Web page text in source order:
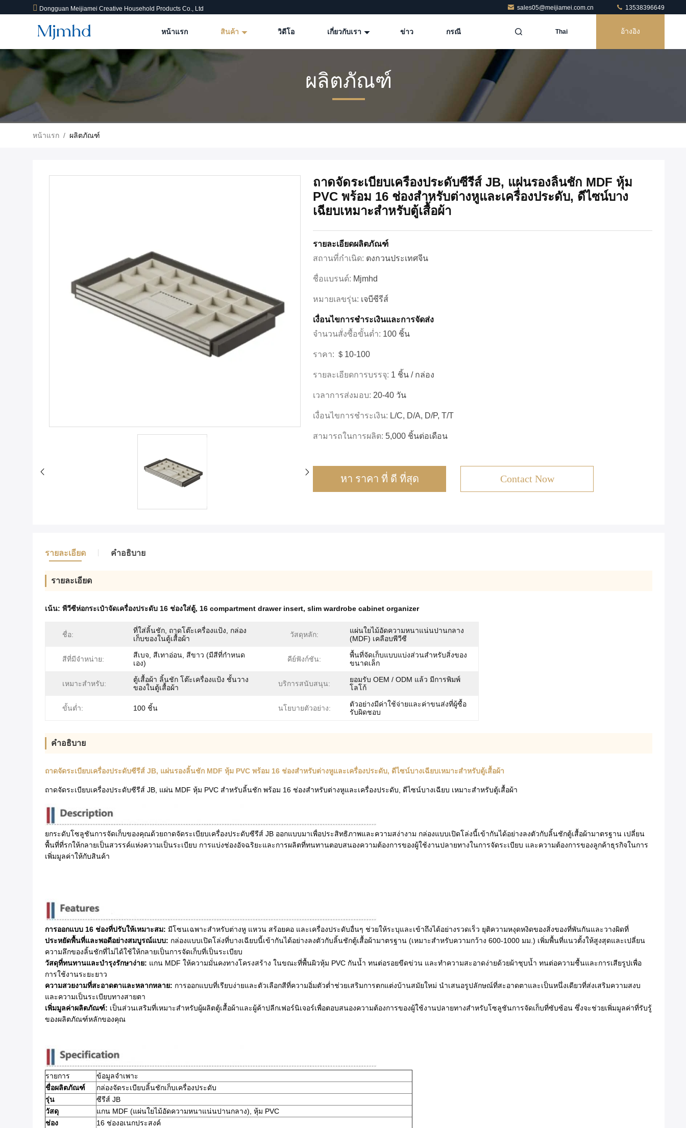
Dongguan Meijiamei Creative Household Products Co., Ltd sales05@meijiamei.com.cn 13538396649
หน้าแรก สินค้า วิดีโอ เกี่ยวกับเรา ข่าว กรณี Thai อ้างอิง
ผลิตภัณฑ์
หน้าแรก / ผลิตภัณฑ์
ถาดจัดระเบียบเครื่องประดับซีรีส์ JB, แผ่นรองลิ้นชัก MDF หุ้ม
PVC พร้อม 16 ช่องสำหรับต่างหูและเครื่องประดับ, ดีไซน์บาง
เฉียบเหมาะสำหรับตู้เสื้อผ้า
รายละเอียดผลิตภัณฑ์
สถานที่กำเนิด: ตงกวนประเทศจีน
ชื่อแบรนด์: Mjmhd
หมายเลขรุ่น: เจบีซีรีส์
เงื่อนไขการชําระเงินและการจัดส่ง
จำนวนสั่งซื้อขั้นต่ำ: 100 ชิ้น
ราคา: ＄10-100
รายละเอียดการบรรจุ: 1 ชิ้น / กล่อง
เวลาการส่งมอบ: 20-40 วัน
เงื่อนไขการชำระเงิน: L/C, D/A, D/P, T/T
สามารถในการผลิต: 5,000 ชิ้นต่อเดือน
หา ราคา ที่ ดี ที่สุด Contact Now
รายละเอียด คําอธิบาย
รายละเอียด
เน้น: พีวีซีห่อกระเป๋าจัดเครื่องประดับ 16 ช่องใส่ตู้, 16 compartment drawer insert, slim wardrobe cabinet organizer
ชื่อ:
ที่ใส่ลิ้นชัก, ถาดโต๊ะเครื่องแป้ง, กล่อง
เก็บของในตู้เสื้อผ้า
วัสดุหลัก:
แผ่นใยไม้อัดความหนาแน่นปานกลาง
(MDF) เคลือบพีวีซี
สีที่มีจำหน่าย:
สีเบจ, สีเทาอ่อน, สีขาว (มีสีที่กำหนด
เอง)
คีย์ฟังก์ชัน:
พื้นที่จัดเก็บแบบแบ่งส่วนสำหรับสิ่งของ
ขนาดเล็ก
เหมาะสำหรับ:
ตู้เสื้อผ้า ลิ้นชัก โต๊ะเครื่องแป้ง ชั้นวาง
ของในตู้เสื้อผ้า
บริการสนับสนุน:
ยอมรับ OEM / ODM แล้ว มีการพิมพ์
โลโก้
ขั้นต่ำ: 100 ชิ้น นโยบายตัวอย่าง:
ตัวอย่างมีค่าใช้จ่ายและค่าขนส่งที่ผู้ซื้อ
รับผิดชอบ
คําอธิบาย
ถาดจัดระเบียบเครื่องประดับซีรีส์ JB, แผ่นรองลิ้นชัก MDF หุ้ม PVC พร้อม 16 ช่องสำหรับต่างหูและเครื่องประดับ, ดีไซน์บางเฉียบเหมาะสำหรับตู้เสื้อผ้า
ถาดจัดระเบียบเครื่องประดับซีรีส์ JB, แผ่น MDF หุ้ม PVC สำหรับลิ้นชัก พร้อม 16 ช่องสำหรับต่างหูและเครื่องประดับ, ดีไซน์บางเฉียบ เหมาะสำหรับตู้เสื้อผ้า
ยกระดับโซลูชันการจัดเก็บของคุณด้วยถาดจัดระเบียบเครื่องประดับซีรีส์ JB ออกแบบมาเพื่อประสิทธิภาพและความสง่างาม กล่องแบบเปิดโล่งนี้เข้ากันได้อย่างลงตัวกับลิ้นชักตู้เสื้อผ้ามาตรฐาน เปลี่ยน
พื้นที่ที่รกให้กลายเป็นสวรรค์แห่งความเป็นระเบียบ การแบ่งช่องอัจฉริยะและการผลิตที่ทนทานตอบสนองความต้องการของผู้ใช้งานปลายทางในการจัดระเบียบ และความต้องการของลูกค้าธุรกิจในการ
เพิ่มมูลค่าให้กับสินค้า
การออกแบบ 16 ช่องที่ปรับให้เหมาะสม: ​ มีโซนเฉพาะสำหรับต่างหู แหวน สร้อยคอ และเครื่องประดับอื่นๆ ช่วยให้ระบุและเข้าถึงได้อย่างรวดเร็ว ยุติความหงุดหงิดของสิ่งของที่พันกันและวางผิดที่
ประหยัดพื้นที่และพอดีอย่างสมบูรณ์แบบ: ​ กล่องแบบเปิดโล่งที่บางเฉียบนี้เข้ากันได้อย่างลงตัวกับลิ้นชักตู้เสื้อผ้ามาตรฐาน (เหมาะสำหรับความกว้าง 600-1000 มม.) เพิ่มพื้นที่แนวตั้งให้สูงสุดและเปลี่ยน
ความลึกของลิ้นชักที่ไม่ได้ใช้ให้กลายเป็นการจัดเก็บที่เป็นระเบียบ
วัสดุที่ทนทานและบำรุงรักษาง่าย: ​ แกน MDF ให้ความมั่นคงทางโครงสร้าง ในขณะที่พื้นผิวหุ้ม PVC กันน้ำ ทนต่อรอยขีดข่วน และทำความสะอาดง่ายด้วยผ้าชุบน้ำ ทนต่อความชื้นและการเสียรูปเพื่อ
การใช้งานระยะยาว
ความสวยงามที่สะอาดตาและหลากหลาย: ​ การออกแบบที่เรียบง่ายและตัวเลือกสีที่ความอิ่มตัวต่ำช่วยเสริมการตกแต่งบ้านสมัยใหม่ นำเสนอรูปลักษณ์ที่สะอาดตาและเป็นหนึ่งเดียวที่ส่งเสริมความสงบ
และความเป็นระเบียบทางสายตา
เพิ่มมูลค่าผลิตภัณฑ์: ​ เป็นส่วนเสริมที่เหมาะสำหรับผู้ผลิตตู้เสื้อผ้าและผู้ค้าปลีกเฟอร์นิเจอร์เพื่อตอบสนองความต้องการของผู้ใช้งานปลายทางสำหรับโซลูชันการจัดเก็บที่ซับซ้อน ซึ่งจะช่วยเพิ่มมูลค่าที่รับรู้
ของผลิตภัณฑ์หลักของคุณ
รายการ
ข้อมูลจำเพาะ
ชื่อผลิตภัณฑ์
กล่องจัดระเบียบลิ้นชักเก็บเครื่องประดับ
รุ่น
ซีรีส์ JB
วัสดุ
แกน MDF (แผ่นใยไม้อัดความหนาแน่นปานกลาง), หุ้ม PVC
ช่อง
16 ช่องอเนกประสงค์